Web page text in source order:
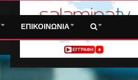
ΕΠΙΚΟΙΝΩΝΙΑ